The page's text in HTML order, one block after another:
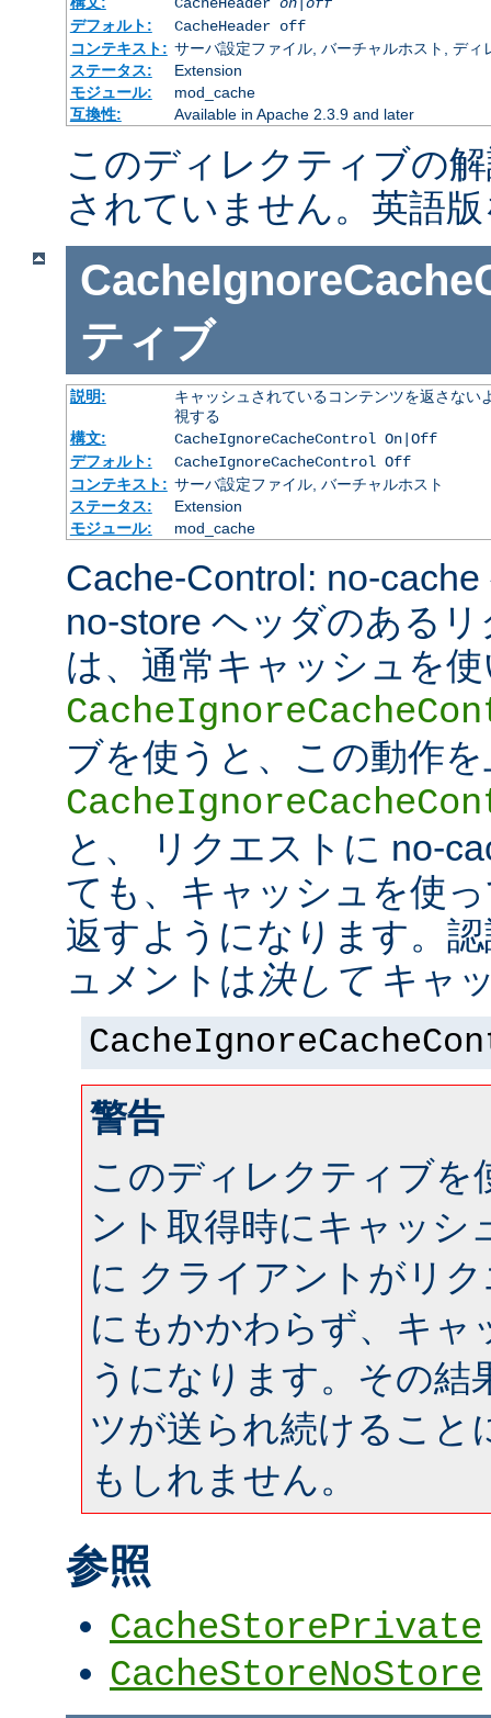
デフォルト:
CacheHeader off
コンテキスト: サーバ設定ファイル, バーチャルホスト, ディ
ステータス:
Extension
モジュール:
mod_cache
互換性:
Available in Apache 2.3.9 and later
このディレクティブの
されていません。英語
ティブ
説明:
キャッシュされているコンテンツを返さな
視する
構文:
CacheIgnoreCacheControl On|Off
デフォルト:
CacheIgnoreCacheControl Off
コンテキスト: サーバ設定ファイル, バーチャルホスト
ステータス:
Extension
モジュール:
mod_cache
Cache-Control: no-
no-store ヘッダのある
は、通常キャッシュを
ブを使うと、この動作
と、 リクエストに no-
ても、キャッシュを使
返すようになります。
ュメントは 決してキャ
警告
このディレクティブを
ント取得時にキャッシ
に クライアントがリ
にもかかわらず、キャ
うになります。その結
ツが送られ続けること
もしれません。
参照
CacheStorePrivate
CacheStoreNoStore